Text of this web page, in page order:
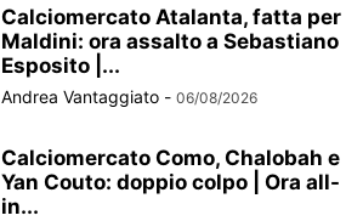
Calciomercato Atalanta, fatta per
Maldini: ora assalto a Sebastiano
Esposito |...
Andrea Vantaggiato - 06/08/2026
Calciomercato Como, Chalobah e
Yan Couto: doppio colpo | Ora all-
in...